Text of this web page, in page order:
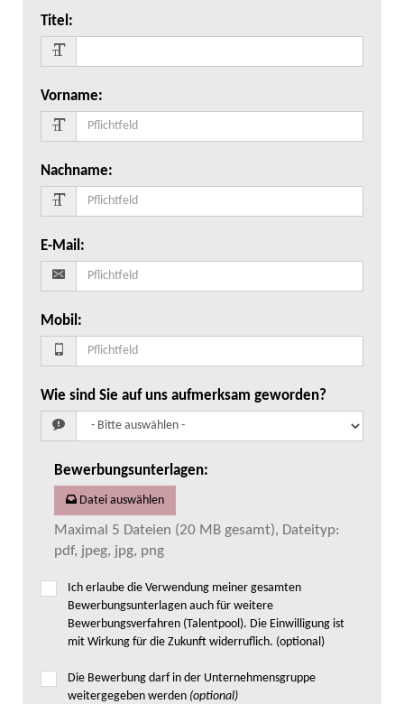
Titel :
Vorname:
Nachname:
E-Mail :
Mobil :
Wie sind Sie auf uns aufmerksam geworden?
Bewerbungsunterlagen:
Datei auswählen
Maximal 5 Dateien (20 MB gesamt), Dateityp:
pdf, jpeg, jpg, png
Ich erlaube die Verwendung meiner gesamten
Bewerbungsunterlagen auch für weitere
Bewerbungsverfahren (Talentpool). Die Einwilligung ist
mit Wirkung für die Zukunft widerruflich. (optional)
Die Bewerbung darf in der Unternehmensgruppe
weitergegeben werden (optional)